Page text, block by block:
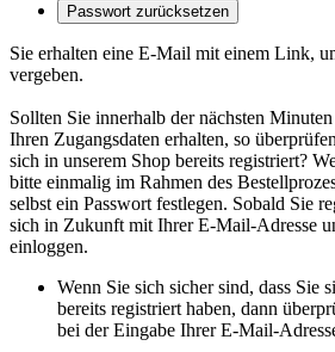
Passwort zurücksetzen
Sie erhalten eine E-Mail mit einem Link,
vergeben.
Sollten Sie innerhalb der nächsten
Ihren Zugangsdaten erhalten, so
sich in unserem Shop bereits registriert?
bitte einmalig im Rahmen des
selbst ein Passwort festlegen. Sobald Sie
sich in Zukunft mit Ihrer E-Mail-Adresse
einloggen.
Wenn Sie sich sicher sind, dass Sie
bereits registriert haben, dann
bei der Eingabe Ihrer E-Mail-